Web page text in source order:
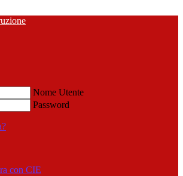
Nome Utente
Password
con CIE